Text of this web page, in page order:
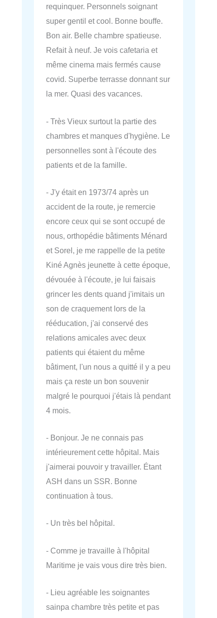
requinquer. Personnels soignant
super gentil et cool. Bonne bouffe.
Bon air. Belle chambre spatieuse.
Refait à neuf. Je vois cafetaria et
même cinema mais fermés cause
covid. Superbe terrasse donnant sur
la mer. Quasi des vacances.
- Très Vieux surtout la partie des
chambres et manques d'hygiène. Le
personnelles sont à l'écoute des
patients et de la famille.
- J'y était en 1973/74 après un
accident de la route, je remercie
encore ceux qui se sont occupé de
nous, orthopédie bâtiments Ménard
et Sorel, je me rappelle de la petite
Kiné Agnès jeunette à cette époque,
dévouée à l'écoute, je lui faisais
grincer les dents quand j'imitais un
son de craquement lors de la
rééducation, j'ai conservé des
relations amicales avec deux
patients qui étaient du même
bâtiment, l'un nous a quitté il y a peu
mais ça reste un bon souvenir
malgré le pourquoi j'étais là pendant
4 mois.
- Bonjour. Je ne connais pas
intérieurement cette hôpital. Mais
j'aimerai pouvoir y travailler. Étant
ASH dans un SSR. Bonne
continuation à tous.
- Un très bel hôpital.
- Comme je travaille à l'hôpital
Maritime je vais vous dire très bien.
- Lieu agréable les soignantes
sainpa chambre très petite et pas